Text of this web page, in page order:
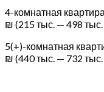
4-комнатная
₪ (215 тыс. — 498
5(+)-комнатная
₪ (440 тыс. — 732